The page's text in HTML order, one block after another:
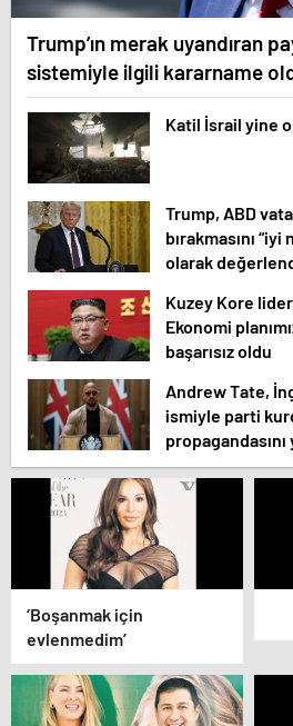
Trump’ın merak uyandıran
sistemiyle ilgili kararname
Katil İsrail yine
Trump, ABD
bırakmasını “iyi
olarak
Kuzey Kore
Ekonomi
başarısız oldu
Andrew Tate,
ismiyle parti
propagandasını
‘Boşanmak için
evlenmedim’